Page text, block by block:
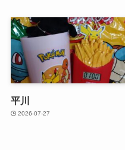
平川
2026-07-27